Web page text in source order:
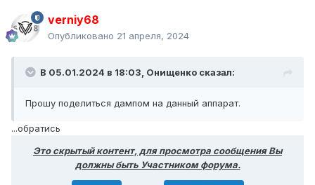
verniy68
Опубликовано 21 апреля, 2024
В 05.01.2024 в 18:03, Онищенко сказал:
Прошу поделиться дампом на данный аппарат.
...обратись
Это скрытый контент, для просмотра сообщения Вы
должны быть Участником форума.